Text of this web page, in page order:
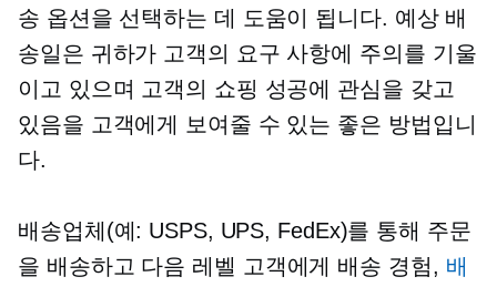
송 옵션을 선택하는 데 도움이 됩니다. 예상 배
송일은 귀하가 고객의 요구 사항에 주의를 기울
이고 있으며 고객의 쇼핑 성공에 관심을 갖고
있음을 고객에게 보여줄 수 있는 좋은 방법입니
다.
배송업체(예: USPS, UPS, FedEx)를 통해 주문
을 배송하고 다음 레벨 고객에게 배송 경험, 배